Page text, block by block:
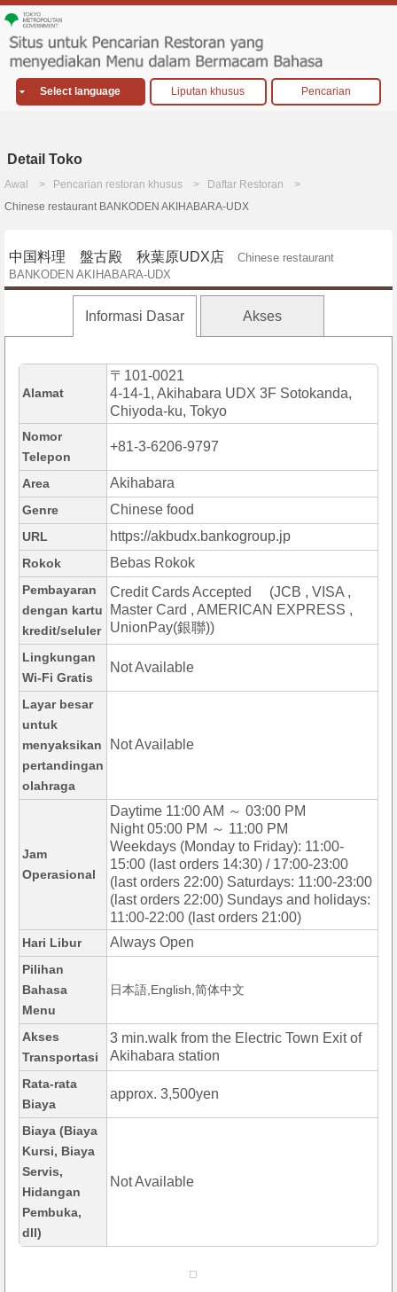
Select language Liputan khusus Pencarian
Detail Toko
Awal Pencarian restoran khusus
Daftar Restoran
Chinese restaurant BANKODEN AKIHABARA-UDX
中国料理 盤古殿 秋葉原UDX店
Chinese restaurant
BANKODEN AKIHABARA-UDX
Informasi Dasar Akses
Alamat
〒101-0021
4-14-1, Akihabara UDX 3F Sotokanda,
Chiyoda-ku, Tokyo
Nomor
Telepon
+81-3-6206-9797
Area Akihabara
Genre Chinese food
URL https://akbudx.bankogroup.jp
Rokok Bebas Rokok
Pembayaran
dengan kartu
kredit/seluler
Credit Cards Accepted (JCB , VISA ,
Master Card , AMERICAN EXPRESS ,
UnionPay(銀聯))
Lingkungan
Wi-Fi Gratis
Not Available
Layar besar
untuk
menyaksikan
pertandingan
olahraga
Not Available
Jam
Operasional
Daytime 11:00 AM ～ 03:00 PM
Night 05:00 PM ～ 11:00 PM
Weekdays (Monday to Friday): 11:00-
15:00 (last orders 14:30) / 17:00-23:00
(last orders 22:00) Saturdays: 11:00-23:00
(last orders 22:00) Sundays and holidays:
11:00-22:00 (last orders 21:00)
Hari Libur Always Open
Pilihan
Bahasa
Menu
日本語,English,简体中文
Akses
Transportasi
3 min.walk from the Electric Town Exit of
Akihabara station
Rata-rata
Biaya
approx. 3,500yen
Biaya (Biaya
Kursi, Biaya
Servis,
Hidangan
Pembuka,
dll)
Not Available